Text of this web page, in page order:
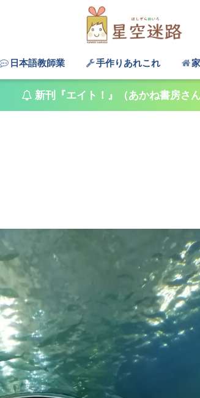
日本語教師業 手作りあれこれ
新刊『エイト！』（あかね書房さ